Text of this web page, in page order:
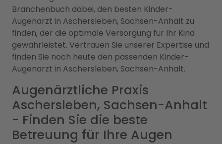
Branchenbuch dabei, den besten Kinder-
Augenarzt in Aschersleben, Sachsen-Anhalt zu
finden, der die optimale Versorgung für Ihr Kind
gewährleistet. Vertrauen Sie unserer Expertise und
finden Sie noch heute den passenden Kinder-
Augenarzt in Aschersleben, Sachsen-Anhalt.
Augenärztliche Praxis
Aschersleben, Sachsen-Anhalt
- Finden Sie die beste
Betreuung für Ihre Augen